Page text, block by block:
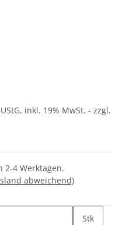
inkl. 19% MwSt. - zzgl.
2-4 Werktagen.
abweichend)
Stk